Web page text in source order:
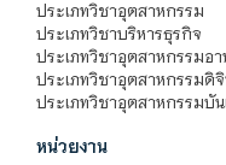
ประเภทวิชาอุตสาหกรรม
ประเภทวิชาบริหารธุรกิจ
ประเภทวิชาอุตสาหกรรมอา
ประเภทวิชาอุตสาหกรรมดิจิ
ประเภทวิชาอุตสาหกรรมบัน
หน่วยงาน